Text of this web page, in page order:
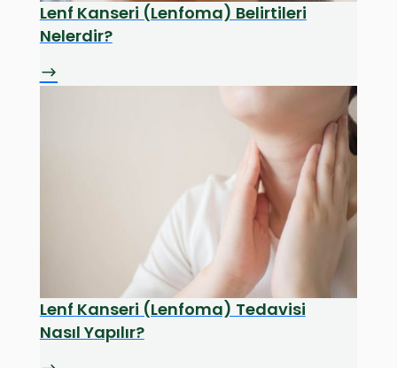
Lenf Kanseri (Lenfoma) Belirtileri
Nelerdir?
Lenf Kanseri (Lenfoma) Tedavisi
Nasıl Yapılır?